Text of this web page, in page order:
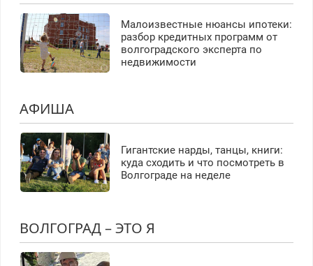
Малоизвестные нюансы ипотеки:
разбор кредитных программ от
волгоградского эксперта по
недвижимости
АФИША
Гигантские нарды, танцы, книги:
куда сходить и что посмотреть в
Волгограде на неделе
ВОЛГОГРАД – ЭТО Я